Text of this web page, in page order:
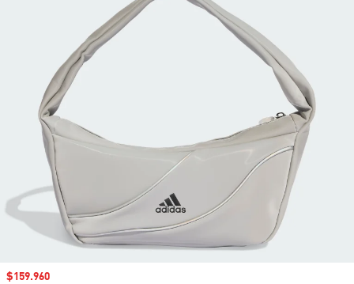
Precio de venta
$159.960